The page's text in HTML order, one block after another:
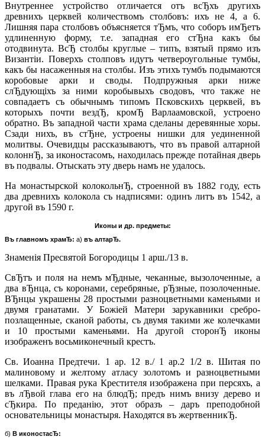
Внутреннее устройство отличается отъ всЂхъ другихъ
древнихъ церквей количествомъ столбовъ: ихъ не 4, а 6.
Лишняя пара столбовъ объясняется тЂмъ, что соборъ имЂетъ
удлиненную форму, т.е. западная его стЂна какъ бы
отодвинута. ВсЂ столбы круглые – типъ, взятый прямо изъ
Византiи. Поверхъ столповъ идутъ четвероугольные тумбы,
какъ бы насаженныя на столбы. Изъ этихъ тумбъ подымаются
коробовые арки и своды. Подпружныя арки ниже
слЂдующiхъ за ними коробывыхъ сводовъ, что также не
совпадаетъ съ обычнымъ типомъ Псковскихъ церквей, въ
которыхъ почти вездЂ, кромЂ Варлаамовской, устроено
обратно. Въ западной части храма сделаны деревянные хоры.
Сзади нихъ, въ стЂне, устроены нишки для уединенной
молитвы. Очевидцы рассказываютъ, что въ правой алтарной
колоннЂ, за иконостасомъ, находилась прежде потайная дверь
въ подвалы. Отыскать эту дверь намъ не удалось.
На монастырской колокольнЂ, строенной въ 1882 году, есть
два древнихъ колокола съ надписями: одинъ литъ въ 1542, а
другой въ 1590 г.
Иконы и др. предметы:
Въ главномъ храмЂ: а) въ алтарЂ.
Знаменiя Пресвятой Богородицы 1 арш./13 в.
СвЂтъ и поля на немъ мЂдные, чеканные, вызолоченные, а
два вЂнца, съ коронами, серебряные, рЂзные, позолоченные.
ВЂнцы украшены 28 простыми разноцветными каменьями и
двумя гранатами. У Божiей Матери зарукавники сребро-
позлащенные, сканой работы, съ двумя такими же колечками
и 10 простыми каменьями. На другой сторонЂ иконы
изображенъ восьмиконечный крестъ.
Св. Иоанна Предтечи. 1 ар. 12 в./ 1 ар.2 1/2 в. Шитая по
малиновому и желтому атласу золотомъ и разноцветными
шелками. Правая рука Крестителя изображена при персяхъ, а
въ лЂвой глава его на блюдЂ; предъ нимъ внизу дерево и
сЂкира. По преданiю, этот образъ – даръ преподобной
основательницы монастыря. Находятся въ жертвенникЂ.
б) В иконостасЂ: